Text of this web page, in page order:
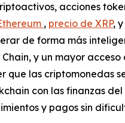
acciones
, precio de XRP,
de forma más
Chain, y un mayor
que las criptomonedas
con las finanzas
y pagos sin